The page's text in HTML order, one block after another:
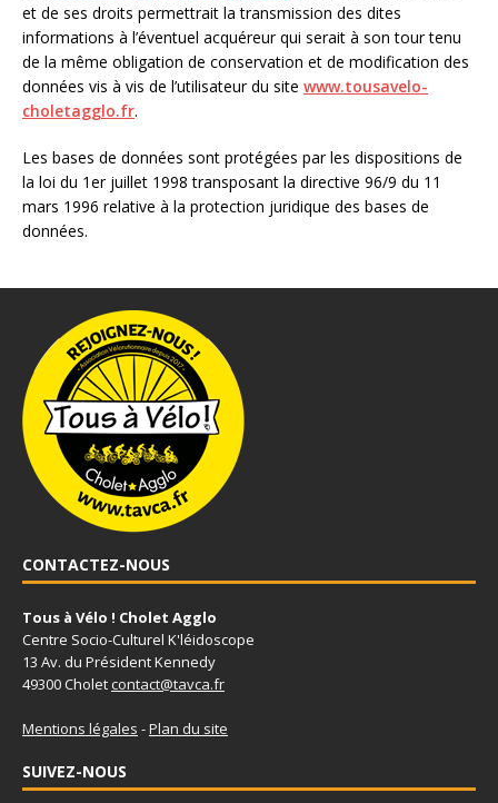
et de ses droits permettrait la transmission des dites
informations à l’éventuel acquéreur qui serait à son tour tenu
de la même obligation de conservation et de modification des
données vis à vis de l’utilisateur du site www.tousavelo-
choletagglo.fr.
Les bases de données sont protégées par les dispositions de
la loi du 1er juillet 1998 transposant la directive 96/9 du 11
mars 1996 relative à la protection juridique des bases de
données.
CONTACTEZ-NOUS
Tous à Vélo ! Cholet Agglo
Centre Socio-Culturel K'léidoscope
13 Av. du Président Kennedy
49300 Choletcontact@tavca.fr
Mentions légales -Plan du site
SUIVEZ-NOUS